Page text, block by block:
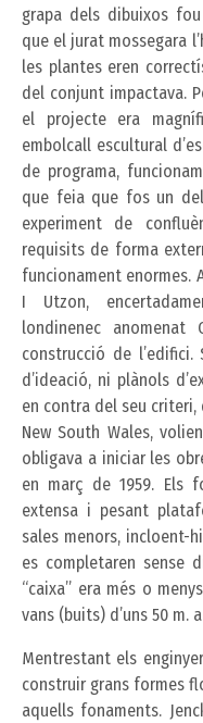
grapa dels dibuixos
que el jurat mossegara
les plantes eren
del conjunt impactava.
el projecte era
embolcall escultural
de programa,
que feia que fos un
experiment de
requisits de forma
funcionament enormes.
I Utzon,
londinenec
construcció de
d’ideació, ni plànols
en contra del seu
New South Wales,
obligava a iniciar les
en març de 1959. Els
extensa i pesant
sales menors, incloent-
es completaren sense
“caixa” era més o
vans (buits) d’uns 50 m.
Mentrestant els
construir grans formes
aquells fonaments.